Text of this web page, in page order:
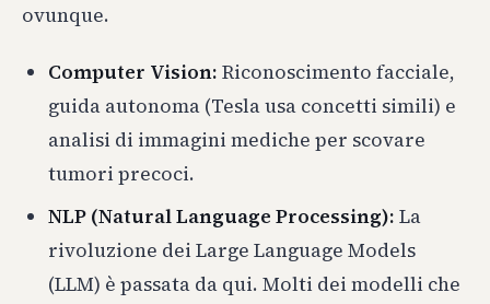
ovunque.
Computer Vision: Riconoscimento facciale,
guida autonoma (Tesla usa concetti simili) e
analisi di immagini mediche per scovare
tumori precoci.
NLP (Natural Language Processing): La
rivoluzione dei Large Language Models
(LLM) è passata da qui. Molti dei modelli che